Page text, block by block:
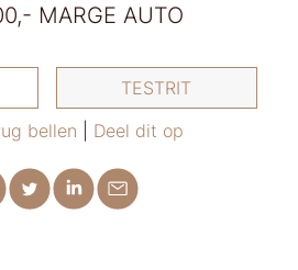
MARGE AUTO
TESTRIT
bellen
Deel dit op